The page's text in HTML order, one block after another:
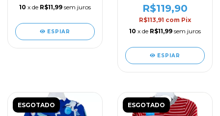
10 x de R$11,99 sem juros
ESPIAR
R$119,90
R$113,91 com Pix
10 x de R$11,99 sem juros
ESPIAR
ESGOTADO ESGOTADO